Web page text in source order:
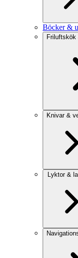
Böcker &
Knivar &